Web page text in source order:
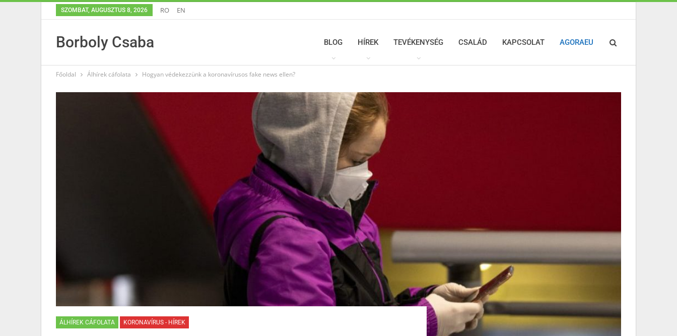
SZOMBAT, AUGUSZTUS 8, 2026 RO EN
Borboly Csaba BLOG HÍREK TEVÉKENYSÉG CSALÁD KAPCSOLAT AGORAEU
Főoldal Álhírek cáfolata Hogyan védekezzünk a koronavírusos fake news ellen?
ÁLHÍREK CÁFOLATA KORONAVÍRUS - HÍREK